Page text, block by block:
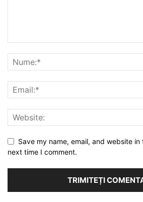
Save my name, email, and website
next time I comment.